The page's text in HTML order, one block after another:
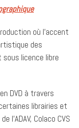
où l’accent
des
sous licence libre
DVD à travers
librairies et
l’ADAV, Colaco CVS